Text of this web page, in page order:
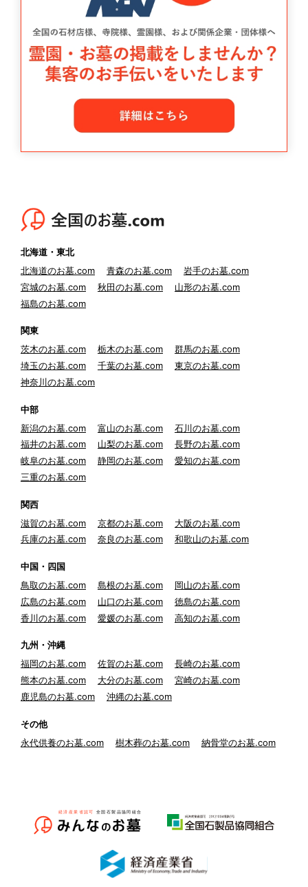
北海道・東北
北海道のお墓.com
青森のお墓.com
岩手のお墓.com
宮城のお墓.com
秋田のお墓.com
山形のお墓.com
福島のお墓.com
関東
茨木のお墓.com
栃木のお墓.com
群馬のお墓.com
埼玉のお墓.com
千葉のお墓.com
東京のお墓.com
神奈川のお墓.com
中部
新潟のお墓.com
富山のお墓.com
石川のお墓.com
福井のお墓.com
山梨のお墓.com
長野のお墓.com
岐阜のお墓.com
静岡のお墓.com
愛知のお墓.com
三重のお墓.com
関西
滋賀のお墓.com
京都のお墓.com
大阪のお墓.com
兵庫のお墓.com
奈良のお墓.com 和歌山のお墓.com
中国・四国
鳥取のお墓.com
島根のお墓.com
岡山のお墓.com
広島のお墓.com
山口のお墓.com
徳島のお墓.com
香川のお墓.com
愛媛のお墓.com 高知のお墓.com
九州・沖縄
福岡のお墓.com
佐賀のお墓.com
長崎のお墓.com
熊本のお墓.com
大分のお墓.com
宮崎のお墓.com
鹿児島のお墓.com
沖縄のお墓.com
その他
永代供養のお墓.com
樹木葬のお墓.com 納骨堂のお墓.com